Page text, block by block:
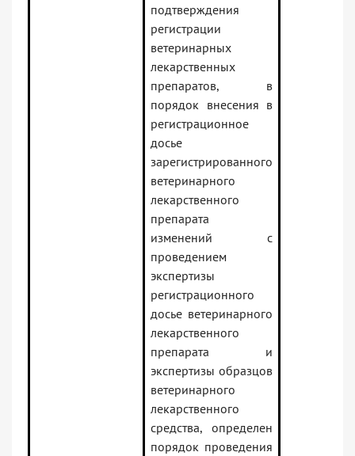
подтверждения
регистрации
ветеринарных
лекарственных
препаратов, в
порядок внесения в
регистрационное
досье
зарегистрированного
ветеринарного
лекарственного
препарата
изменений с
проведением
экспертизы
регистрационного
досье ветеринарного
лекарственного
препарата и
экспертизы образцов
ветеринарного
лекарственного
средства, определен
порядок проведения